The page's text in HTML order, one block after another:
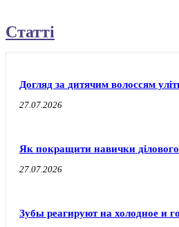
Статті
Догляд за дитячим волоссям
27.07.2026
Як покращити навички
27.07.2026
Зубы реагируют на холодное и